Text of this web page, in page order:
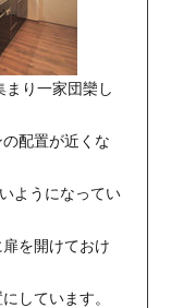
まり一家団欒し
配置が近くな
ようになってい
を開けておけ
しています。